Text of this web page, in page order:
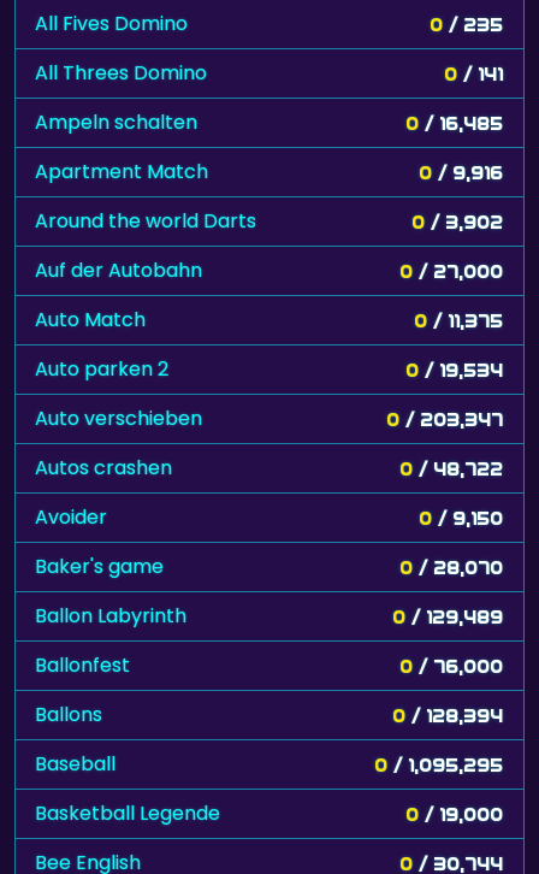
All Fives Domino 0 / 235
All Threes Domino 0 / 141
Ampeln schalten 0 / 16,485
Apartment Match 0 / 9,916
Around the world Darts 0 / 3,902
Auf der Autobahn 0 / 27,000
Auto Match 0 / 11,375
Auto parken 2 0 / 19,534
Auto verschieben 0 / 203,347
Autos crashen 0 / 48,722
Avoider 0 / 9,150
Baker's game 0 / 28,070
Ballon Labyrinth 0 / 129,489
Ballonfest 0 / 76,000
Ballons 0 / 128,394
Baseball 0 / 1,095,295
Basketball Legende 0 / 19,000
Bee English 0 / 30,744